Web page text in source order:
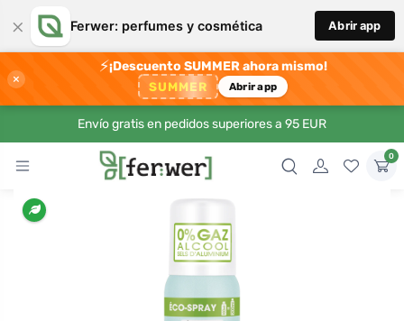
× Ferwer: perfumes y cosmética Abrir app
×
⚡¡Descuento SUMMER ahora mismo!
SUMMER Abrir app
Envío gratis en pedidos superiores a 95 EUR
0